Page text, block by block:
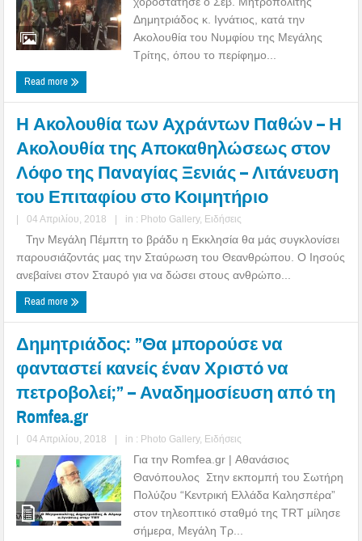
Δημητριάδος κ. Ιγνάτιος, κατά την
Ακολουθία του Νυμφίου της Μεγάλης
Τρίτης, όπου το περίφημο...
Read more
Η Ακολουθία των Αχράντων Παθών – Η
Ακολουθία της Αποκαθηλώσεως στον
Λόφο της Παναγίας Ξενιάς – Λιτάνευση
του Επιταφίου στο Κοιμητήριο
| 04 Απριλίου, 2018 | in : Photo Gallery, Ειδήσεις
Την Μεγάλη Πέμπτη το βράδυ η Εκκλησία θα μάς συγκλονίσει
παρουσιάζοντάς μας την Σταύρωση του Θεανθρώπου. Ο Ιησούς
ανεβαίνει στον Σταυρό για να δώσει στους ανθρώπο...
Read more
Δημητριάδος: ”Θα μπορούσε να
φανταστεί κανείς έναν Χριστό να
πετροβολεί;” – Αναδημοσίευση από τη
Romfea.gr
| 04 Απριλίου, 2018 | in : Photo Gallery, Ειδήσεις
Για την Romfea.gr | Αθανάσιος
Θανόπουλος Στην εκπομπή του Σωτήρη
Πολύζου “Κεντρική Ελλάδα Καλησπέρα”
στον τηλεοπτικό σταθμό της TRT μίλησε
σήμερα, Mεγάλη Τρ...